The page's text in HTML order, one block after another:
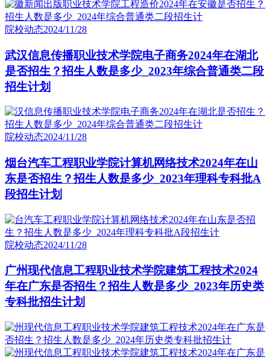
院校动态2024/11/28
武汉信息传播职业技术学院电子商务2024年在湖北
是否招生？招生人数是多少_2023年综合普通类二段
招生计划
院校动态2024/11/28
烟台汽车工程职业学院计算机网络技术2024年在山
东是否招生？招生人数是多少_2023年理科专科批A
段招生计划
院校动态2024/11/28
广州现代信息工程职业技术学院建筑工程技术2024
年在广东是否招生？招生人数是多少_2023年历史类
专科批招生计划